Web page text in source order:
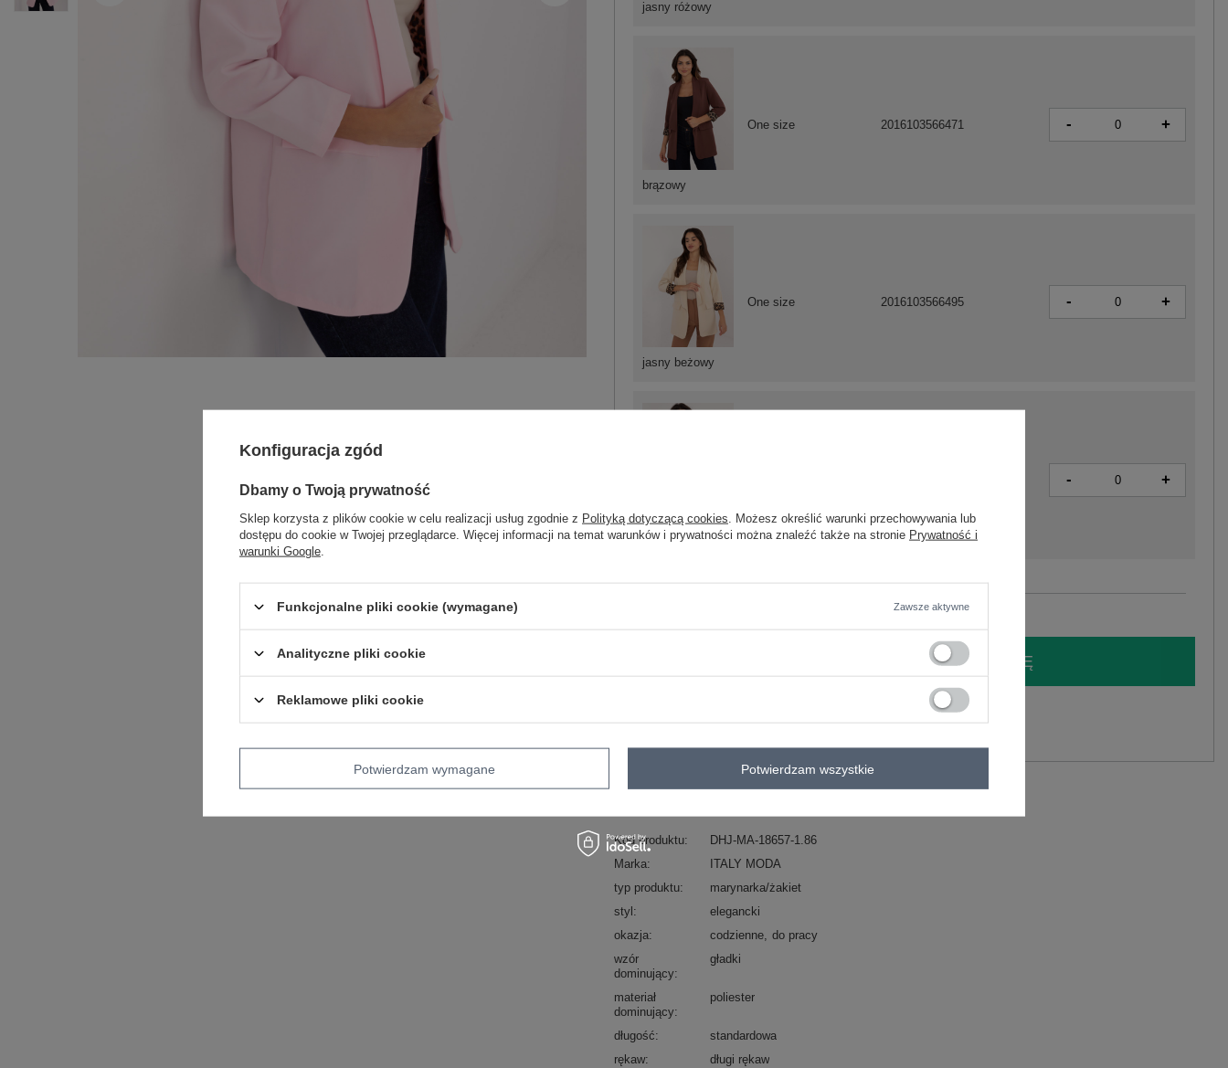
brązowy
One size 2016103566471 - +
jasny beżowy
One size 2016103566495 - +
granatowy
- +
jasny różowy
ZALOGUJ SIĘ I ZOBACZ CENĘ
Kod produktu
DHJ-MA-18657-1.86
Marka
ITALY MODA
typ produktu
marynarka/żakiet
styl
elegancki
okazja
codzienne do pracy
wzór
dominujący
gładki
materiał
dominujący
poliester
długość
standardowa
rękaw
długi rękaw
Konfiguracja zgód
Dbamy o Twoją prywatność
Sklep korzysta z plików cookie w celu realizacji usług zgodnie z Polityką dotyczącą cookies . Możesz określić warunki przechowywania lub
dostępu do cookie w Twojej przeglądarce. Więcej informacji na temat warunków i prywatności można znaleźć także na stronie Prywatność i
warunki Google
Funkcjonalne pliki cookie (wymagane) Zawsze aktywne
Analityczne pliki cookie
Reklamowe pliki cookie
Potwierdzam wymagane Potwierdzam wszystkie